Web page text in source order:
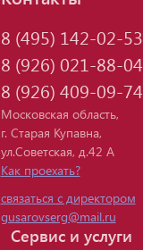
8 (495) 142-02-53
8 (926) 021-88-04
8 (926) 409-09-74
Московская область,
г. Старая Купавна,
ул.Советская, д.42 А
Как проехать?
связаться с директором
gusarovserg@mail.ru
Сервис и услуги